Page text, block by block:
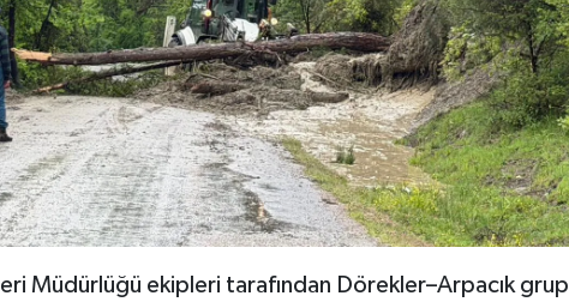
Müdürlüğü ekipleri tarafından Dörekler–Arpacık grup